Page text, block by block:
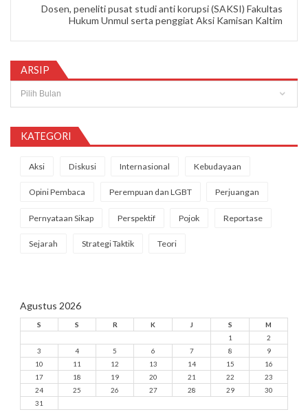
Dosen, peneliti pusat studi anti korupsi (SAKSI) Fakultas
Hukum Unmul serta penggiat Aksi Kamisan Kaltim
ARSIP
KATEGORI
Aksi Diskusi Internasional Kebudayaan
Opini Pembaca Perempuan dan LGBT Perjuangan
Pernyataan Sikap Perspektif Pojok Reportase
Sejarah Strategi Taktik Teori
Agustus 2026
S S R K J S
M
1
2
3
4 5 6 7 8
9
10
11 12 13 14 15
16
17
18 19 20 21 22
23
24
25 26 27 28 29
30
31